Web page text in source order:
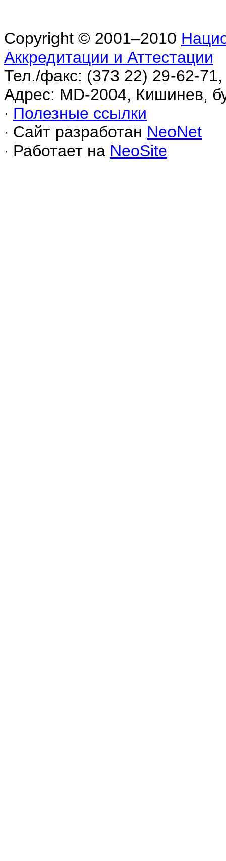
Copyright © 2001–2010
Аккредитации и Аттестации
Тел./факс: (373 22) 29-62-
Адрес: MD-2004, Кишинев,
∙ Полезные ссылки
∙ Сайт разработан NeoNet
∙ Работает на NeoSite